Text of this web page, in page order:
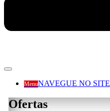
MenuNAVEGUE NO SITE
Ofertas